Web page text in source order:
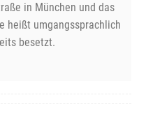
in München und das
heißt umgangssprachlich
besetzt.